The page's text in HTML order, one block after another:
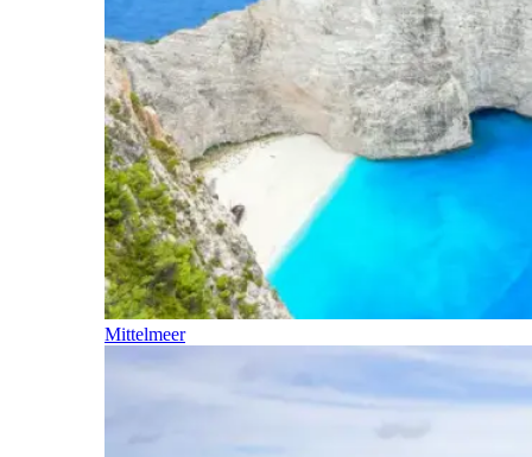
Mittelmeer